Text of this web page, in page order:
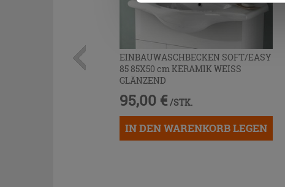
EINBAUWASCHBECKEN SOFT/EASY
85 85X50 cm KERAMIK WEISS
GLÄNZEND
95,00 € /STK.
IN DEN WARENKORB LEGEN